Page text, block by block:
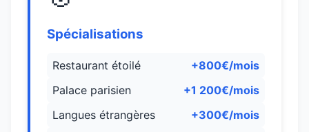
Spécialisations
Restaurant étoilé
+800€/mois
Palace parisien
+1 200€/mois
Langues étrangères
+300€/mois